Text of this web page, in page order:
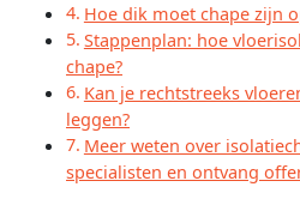
Hoe dik moet chape zijn
Stappenplan: hoe
chape?
Kan je rechtstreeks
leggen?
Meer weten over
specialisten en ontvang